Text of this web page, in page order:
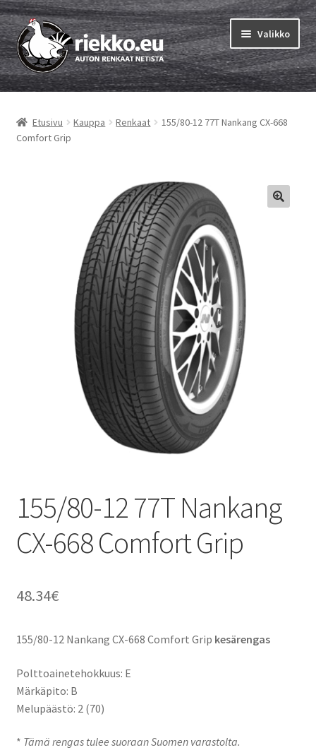
Siirry
navigointiin
Siirry
sisältöön
Valikko
Etusivu
Vinkit & ohjeet
Etusivu Kauppa Renkaat
155/80-12 77T Nankang CX-668
Comfort Grip
155/80-12 77T Nankang
CX-668 Comfort Grip
48.34€
155/80-12 Nankang CX-668 Comfort Grip kesärengas
Polttoainetehokkuus: E
Märkäpito: B
Melupäästö: 2 (70)
* Tämä rengas tulee suoraan Suomen varastolta.